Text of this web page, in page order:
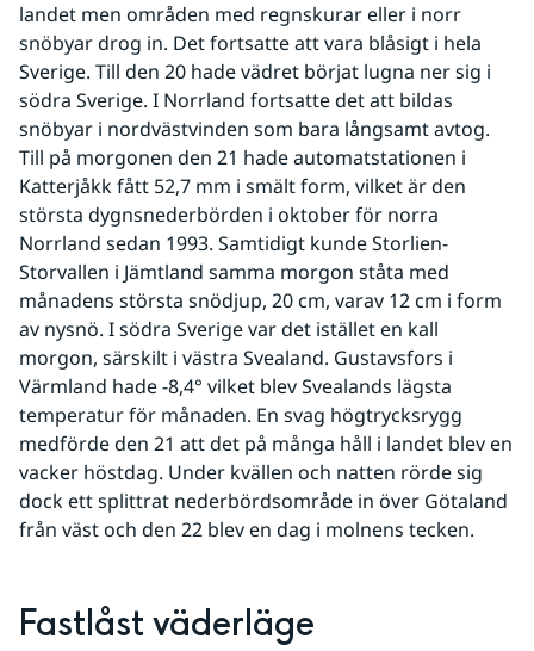
landet men områden med regnskurar eller i norr
snöbyar drog in. Det fortsatte att vara blåsigt i hela
Sverige. Till den 20 hade vädret börjat lugna ner sig i
södra Sverige. I Norrland fortsatte det att bildas
snöbyar i nordvästvinden som bara långsamt avtog.
Till på morgonen den 21 hade automatstationen i
Katterjåkk fått 52,7 mm i smält form, vilket är den
största dygnsnederbörden i oktober för norra
Norrland sedan 1993. Samtidigt kunde Storlien-
Storvallen i Jämtland samma morgon ståta med
månadens största snödjup, 20 cm, varav 12 cm i form
av nysnö. I södra Sverige var det istället en kall
morgon, särskilt i västra Svealand. Gustavsfors i
Värmland hade -8,4° vilket blev Svealands lägsta
temperatur för månaden. En svag högtrycksrygg
medförde den 21 att det på många håll i landet blev en
vacker höstdag. Under kvällen och natten rörde sig
dock ett splittrat nederbördsområde in över Götaland
från väst och den 22 blev en dag i molnens tecken.
Fastlåst väderläge